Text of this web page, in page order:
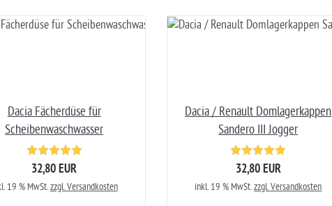
Dacia Fächerdüse für
Scheibenwaschwasser
32,80 EUR
19 % MwSt.zzgl. Versandkosten
Dacia / Renault Domlagerkappen
Sandero III Jogger
32,80 EUR
inkl. 19 % MwSt.zzgl. Versandkosten